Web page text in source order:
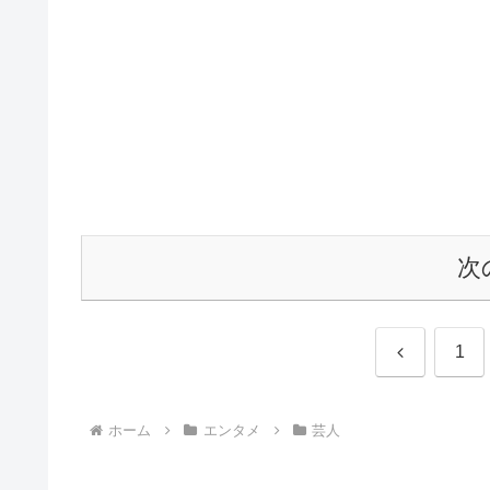
次
前 1
ホーム エンタメ 芸人